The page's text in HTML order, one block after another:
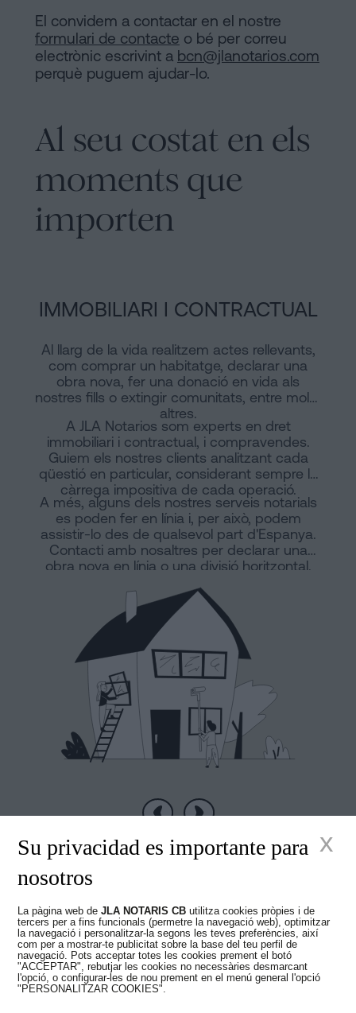
El convidem a contactar en el nostre
formulari de contacte o bé per correu
electrònic escrivint a bcn@jlanotarios.com
perquè puguem ajudar-lo.
Al seu costat en els
moments que
importen
IMMOBILIARI I CONTRACTUAL
Al llarg de la vida realitzem actes rellevants,
com comprar un habitatge, declarar una
obra nova, fer una donació en vida als
nostres fills o extingir comunitats, entre molts
altres.
A JLA Notarios som experts en dret
immobiliari i contractual, i compravendes.
Guiem els nostres clients analitzant cada
qüestió en particular, considerant sempre la
càrrega impositiva de cada operació.
A més, alguns dels nostres serveis notarials
es poden fer en línia i, per això, podem
assistir-lo des de qualsevol part d'Espanya.
Contacti amb nosaltres per declarar una
obra nova en línia o una divisió horitzontal.
Nous temps en el
Notariat
Su privacidad es importante para
nosotros
La pàgina web deJLA NOTARIS CB utilitza cookies pròpies i de
tercers per a fins funcionals (permetre la navegació web), optimitzar
la navegació i personalitzar-la segons les teves preferències, així
com per a mostrar-te publicitat sobre la base del teu perfil de
navegació. Pots acceptar totes les cookies prement el botó
"ACCEPTAR", rebutjar les cookies no necessàries desmarcant
l'opció, o configurar-les de nou prement en el menú general l'opció
"PERSONALITZAR COOKIES".
x